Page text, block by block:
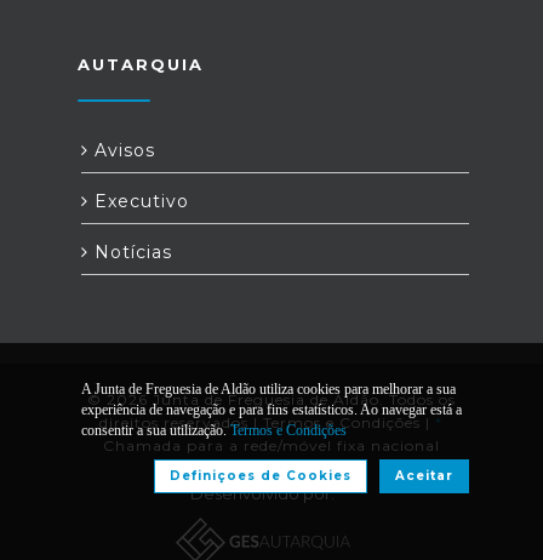
AUTARQUIA
Avisos
Executivo
Notícias
© 2026 Junta de Freguesia de Aldão. Todos os
direitos reservados | Termos e Condições | *
Chamada para a rede/móvel fixa nacional
Desenvolvido por:
A Junta de Freguesia de Aldão utiliza cookies para melhorar a sua
experiência de navegação e para fins estatísticos. Ao navegar está a
consentir a sua utilização.Termos e Condições
Aceitar
Definiçoes de Cookies